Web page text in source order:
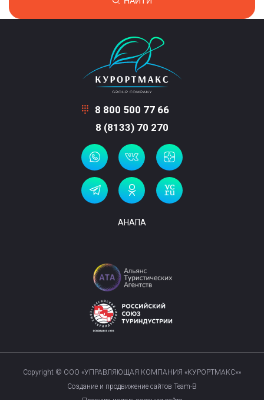
8 800 500 77 66
8 (8133) 70 270
АНАПА
Copyright © ООО «УПРАВЛЯЮЩАЯ КОМПАНИЯ «КУРОРТМАКС»»
Создание и продвижение сайтов Team-B